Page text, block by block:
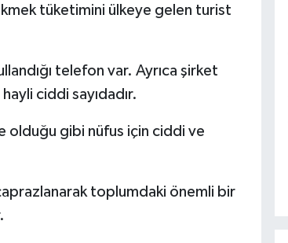
tüketimini ülkeye gelen turist
telefon var. Ayrıca şirket
ciddi sayıdadır.
olduğu gibi nüfus için ciddi ve
toplumdaki önemli bir